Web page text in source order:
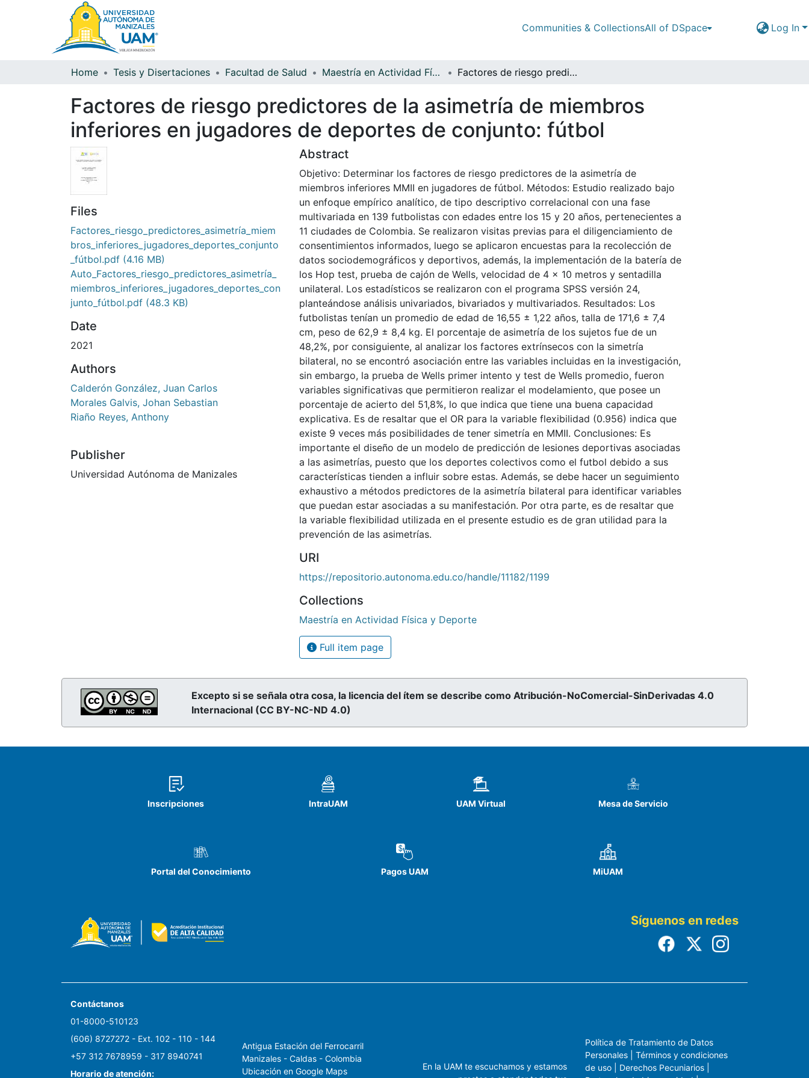
Communities & CollectionsAll of DSpace Log In
Home Tesis y Disertaciones Facultad de Salud Maestría en Actividad Física y Deporte Factores de riesgo predictores de la asimetría de miembros inferiores en jugadores de deportes de conjunto: fútbol
Factores de riesgo predictores de la asimetría de miembros
inferiores en jugadores de deportes de conjunto: fútbol
Files
Factores_riesgo_predictores_asimetría_miem
bros_inferiores_jugadores_deportes_conjunto
_fútbol.pdf (4.16 MB)
Auto_Factores_riesgo_predictores_asimetría_
miembros_inferiores_jugadores_deportes_con
junto_fútbol.pdf (48.3 KB)
Date
2021
Authors
Calderón González, Juan Carlos
Morales Galvis, Johan Sebastian
Riaño Reyes, Anthony
Publisher
Universidad Autónoma de Manizales
Abstract
Objetivo: Determinar los factores de riesgo predictores de la asimetría de
miembros inferiores MMII en jugadores de fútbol. Métodos: Estudio realizado bajo
un enfoque empírico analítico, de tipo descriptivo correlacional con una fase
multivariada en 139 futbolistas con edades entre los 15 y 20 años, pertenecientes a
11 ciudades de Colombia. Se realizaron visitas previas para el diligenciamiento de
consentimientos informados, luego se aplicaron encuestas para la recolección de
datos sociodemográficos y deportivos, además, la implementación de la batería de
los Hop test, prueba de cajón de Wells, velocidad de 4 x 10 metros y sentadilla
unilateral. Los estadísticos se realizaron con el programa SPSS versión 24,
planteándose análisis univariados, bivariados y multivariados. Resultados: Los
futbolistas tenían un promedio de edad de 16,55 ± 1,22 años, talla de 171,6 ± 7,4
cm, peso de 62,9 ± 8,4 kg. El porcentaje de asimetría de los sujetos fue de un
48,2%, por consiguiente, al analizar los factores extrínsecos con la simetría
bilateral, no se encontró asociación entre las variables incluidas en la investigación,
sin embargo, la prueba de Wells primer intento y test de Wells promedio, fueron
variables significativas que permitieron realizar el modelamiento, que posee un
porcentaje de acierto del 51,8%, lo que indica que tiene una buena capacidad
explicativa. Es de resaltar que el OR para la variable flexibilidad (0.956) indica que
existe 9 veces más posibilidades de tener simetría en MMII. Conclusiones: Es
importante el diseño de un modelo de predicción de lesiones deportivas asociadas
a las asimetrías, puesto que los deportes colectivos como el futbol debido a sus
características tienden a influir sobre estas. Además, se debe hacer un seguimiento
exhaustivo a métodos predictores de la asimetría bilateral para identificar variables
que puedan estar asociadas a su manifestación. Por otra parte, es de resaltar que
la variable flexibilidad utilizada en el presente estudio es de gran utilidad para la
prevención de las asimetrías.
URI
https://repositorio.autonoma.edu.co/handle/11182/1199
Collections
Maestría en Actividad Física y Deporte
Full item page
Excepto si se señala otra cosa, la licencia del ítem se describe como Atribución-NoComercial-SinDerivadas 4.0
Internacional (CC BY-NC-ND 4.0)
Inscripciones IntraUAM UAM Virtual Mesa de Servicio
Portal del Conocimiento Pagos UAM MiUAM
Síguenos en redes
Contáctanos
01-8000-510123
(606) 8727272 - Ext. 102 - 110 - 144
+57 312 7678959 - 317 8940741
Horario de atención:
Antigua Estación del Ferrocarril
Manizales - Caldas - Colombia
Ubicación en Google Maps
En la UAM te escuchamos y estamos
Política de Tratamiento de Datos
Personales
Términos y condiciones
de uso
Derechos Pecuniarios